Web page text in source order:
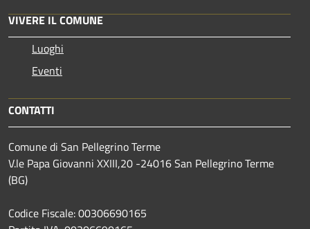
VIVERE IL COMUNE
Luoghi
Eventi
CONTATTI
Comune di San Pellegrino Terme
V.le Papa Giovanni XXIII,20 -24016 San Pellegrino Terme
(BG)
Codice Fiscale: 00306690165